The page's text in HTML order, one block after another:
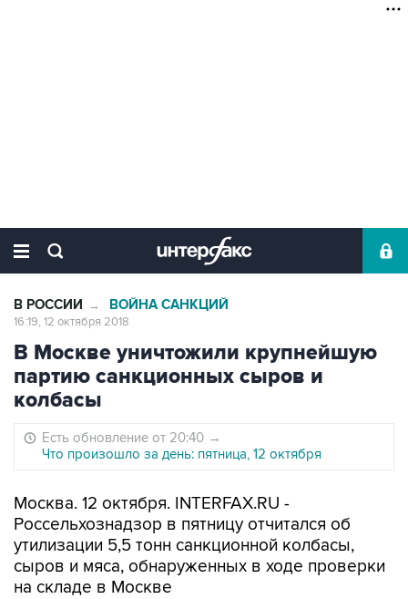
В РОССИИ → ВОЙНА САНКЦИЙ
16:19, 12 октября 2018
В Москве уничтожили крупнейшую
партию санкционных сыров и
колбасы
Есть обновление от 20:40 →
Что произошло за день: пятница, 12 октября
Москва. 12 октября. INTERFAX.RU -
Россельхознадзор в пятницу отчитался об
утилизации 5,5 тонн санкционной колбасы,
сыров и мяса, обнаруженных в ходе проверки
на складе в Москве